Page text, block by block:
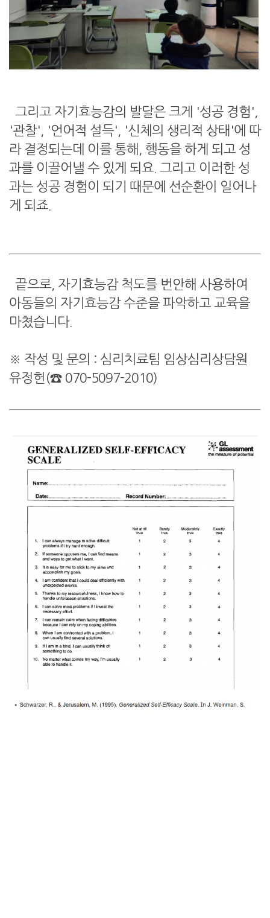
그리고 자기효능감의 발달은 크게 '성공 경험',
'관찰', '언어적 설득', '신체의 생리적 상태'에 따
라 결정되는데 이를 통해, 행동을 하게 되고 성
과를 이끌어낼 수 있게 되요. 그리고 이러한 성
과는 성공 경험이 되기 때문에 선순환이 일어나
게 되죠.
끝으로, 자기효능감 척도를 번안해 사용하여
아동들의 자기효능감 수준을 파악하고 교육을
마쳤습니다.
※ 작성 및 문의 : 심리치료팀 임상심리상담원
유정헌(☎ 070-5097-2010)